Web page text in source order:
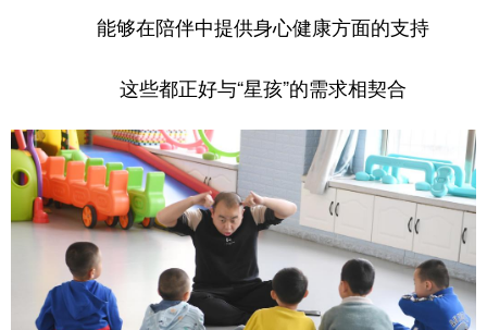
能够在陪伴中提供身心健康方面的支持
这些都正好与“星孩”的需求相契合